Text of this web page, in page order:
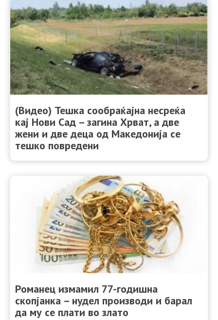
(Видео) Тешка сообраќајна несреќа
кај Нови Сад – загина Хрват, а две
жени и две деца од Македонија се
тешко повредени
Романец измамил 77-годишна
скопјанка – нудел производи и барал
да му се плати во злато